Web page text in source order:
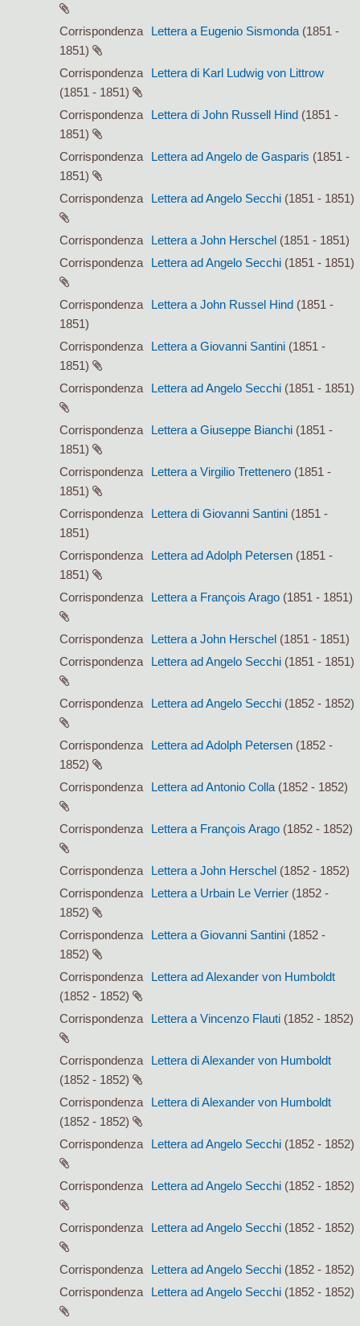
Corrispondenza Lettera a Eugenio Sismonda (1851 -
1851)
Corrispondenza
Lettera di Karl Ludwig von Littrow
(1851 - 1851)
Corrispondenza
Lettera di John Russell Hind (1851 -
1851)
Corrispondenza
Lettera ad Angelo de Gasparis (1851 -
1851)
Corrispondenza
Lettera ad Angelo Secchi (1851 - 1851)
Corrispondenza Lettera a John Herschel (1851 - 1851)
Corrispondenza
Lettera ad Angelo Secchi (1851 - 1851)
Corrispondenza Lettera a John Russel Hind (1851 -
1851)
Corrispondenza
Lettera a Giovanni Santini (1851 -
1851)
Corrispondenza
Lettera ad Angelo Secchi (1851 - 1851)
Corrispondenza Lettera a Giuseppe Bianchi (1851 -
1851)
Corrispondenza
Lettera a Virgilio Trettenero (1851 -
1851)
Corrispondenza
Lettera di Giovanni Santini (1851 -
1851)
Corrispondenza
Lettera ad Adolph Petersen (1851 -
1851)
Corrispondenza
Lettera a François Arago (1851 - 1851)
Corrispondenza Lettera a John Herschel (1851 - 1851)
Corrispondenza
Lettera ad Angelo Secchi (1851 - 1851)
Corrispondenza Lettera ad Angelo Secchi (1852 - 1852)
Corrispondenza Lettera ad Adolph Petersen (1852 -
1852)
Corrispondenza
Lettera ad Antonio Colla (1852 - 1852)
Corrispondenza Lettera a François Arago (1852 - 1852)
Corrispondenza Lettera a John Herschel (1852 - 1852)
Corrispondenza
Lettera a Urbain Le Verrier (1852 -
1852)
Corrispondenza
Lettera a Giovanni Santini (1852 -
1852)
Corrispondenza
Lettera ad Alexander von Humboldt
(1852 - 1852)
Corrispondenza
Lettera a Vincenzo Flauti (1852 - 1852)
Corrispondenza
Lettera di Alexander von Humboldt
(1852 - 1852)
Corrispondenza
Lettera di Alexander von Humboldt
(1852 - 1852)
Corrispondenza
Lettera ad Angelo Secchi (1852 - 1852)
Corrispondenza Lettera ad Angelo Secchi (1852 - 1852)
Corrispondenza Lettera ad Angelo Secchi (1852 - 1852)
Corrispondenza Lettera ad Angelo Secchi (1852 - 1852)
Corrispondenza
Lettera ad Angelo Secchi (1852 - 1852)